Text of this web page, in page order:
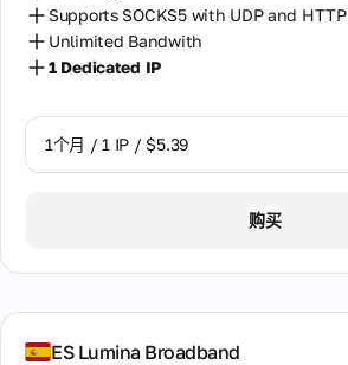
Supports SOCKS5 with UDP and HTTP
Unlimited Bandwith
1 Dedicated IP
1个月 / 1 IP / $5.39
购买
ES Lumina Broadband